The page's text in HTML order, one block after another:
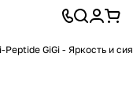
Peptide GiGi - Яркость и